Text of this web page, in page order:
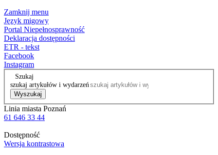
Zamknij menu
Język migowy
Portal Niepełnosprawność
Deklaracja dostępności
ETR - tekst
Facebook
Instagram
Szukaj
szukaj artykułów i wydarzeń
Wyszukaj
Linia miasta Poznań
61 646 33 44
Dostępność
Wersja kontrastowa